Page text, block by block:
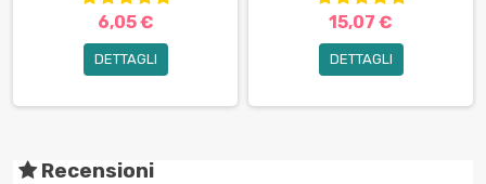
6,05 €
DETTAGLI
15,07 €
DETTAGLI
Recensioni